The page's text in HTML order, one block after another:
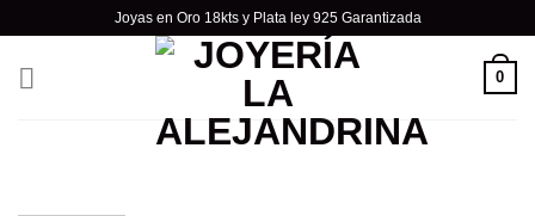
content
Joyas en Oro 18kts y Plata ley 925 Garantizada
0